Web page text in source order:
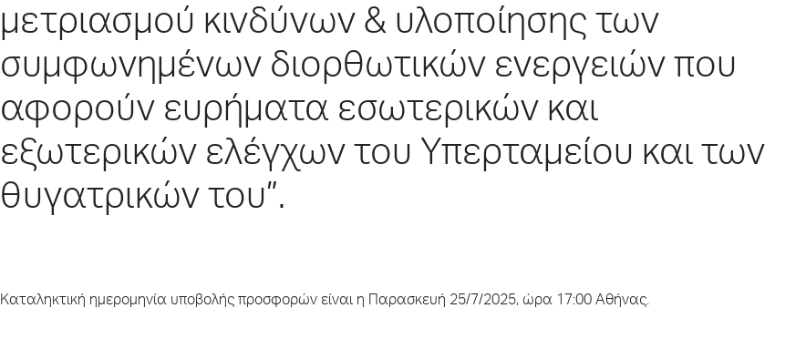
μετριασμού κινδύνων & υλοποίησης των
συμφωνημένων διορθωτικών ενεργειών που
αφορούν ευρήματα εσωτερικών και
εξωτερικών ελέγχων του Υπερταμείου και των
θυγατρικών του”.
Καταληκτική ημερομηνία υποβολής προσφορών είναι η Παρασκευή 25/7/2025, ώρα 17:00 Αθήνας.